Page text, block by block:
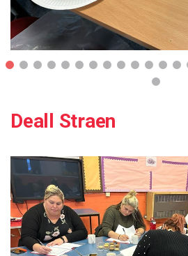
Deall Straen